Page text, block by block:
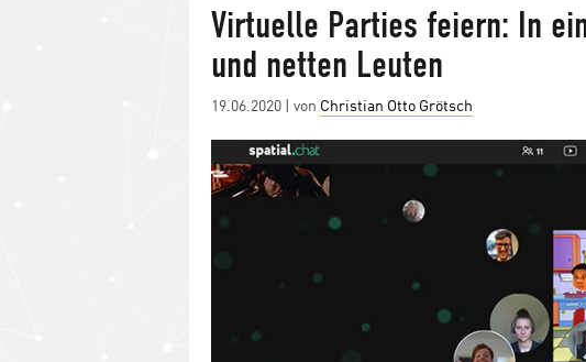
Virtuelle Parties feiern: In
und netten Leuten
Posted
19.06.2020 | von Christian Otto Grötsch